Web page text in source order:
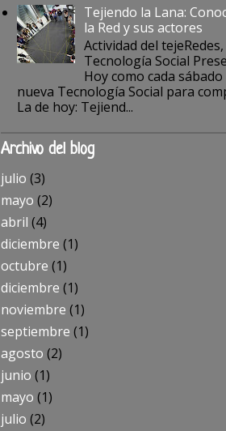
Tejiendo la Lana:
la Red y sus actores
Actividad del tejeRedes,
Tecnología Social
Hoy como cada
nueva Tecnología Social para
La de hoy: Tejiend...
Archivo del blog
julio (3)
mayo (2)
abril (4)
diciembre (1)
octubre (1)
diciembre (1)
noviembre (1)
septiembre (1)
agosto (2)
junio (1)
mayo (1)
julio (2)